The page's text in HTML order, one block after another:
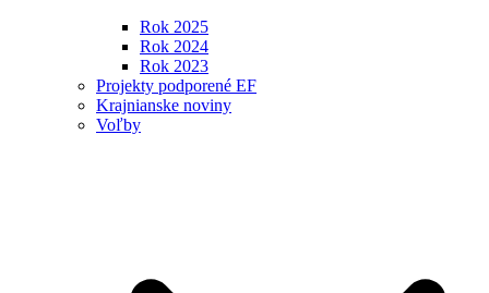
Rok 2025
Rok 2024
Rok 2023
Projekty podporené EF
Krajnianske noviny
Voľby